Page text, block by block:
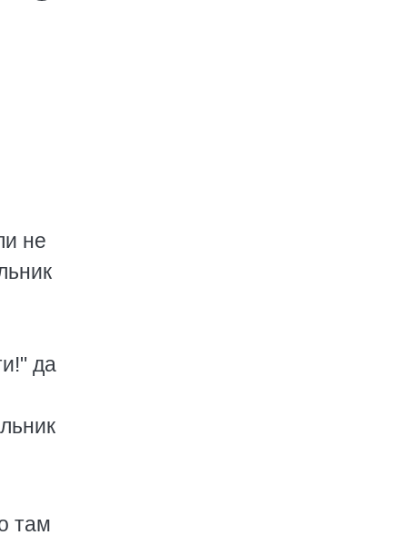
не
да
там